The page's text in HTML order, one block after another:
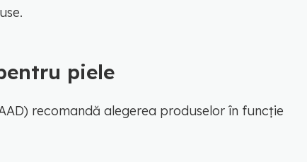
piele
recomandă alegerea produselor în funcție